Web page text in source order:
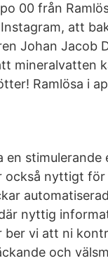
00 från
att
Johan Jacob
mineralvatten
Ramlösa i
en
också nyttigt för
nyttig
vi att ni
och